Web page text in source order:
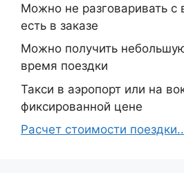
Можно не разговаривать с
есть в заказе
Можно получить
время поездки
Такси в аэропорт или на
фиксированной цене
Расчет стоимости